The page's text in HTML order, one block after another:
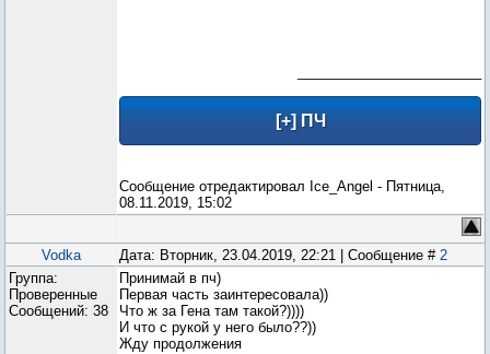
Сообщение отредактировал Ice_Angel - Пятница,
08.11.2019, 15:02
Vodka Дата: Вторник, 23.04.2019, 22:21 | Сообщение # 2
Группа:
Проверенные
Сообщений: 38
Принимай в пч)
Первая часть заинтересовала))
Что ж за Гена там такой?))))
И что с рукой у него было??))
Жду продолжения